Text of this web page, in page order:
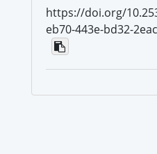
https://doi.org/
eb70-443e-bd32-